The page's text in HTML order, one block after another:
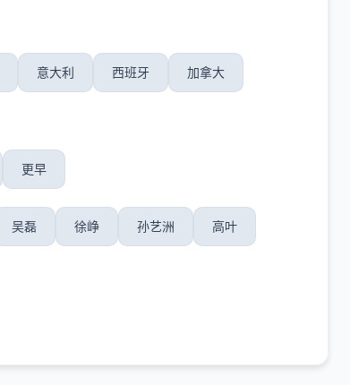
意大利 西班牙 加拿大
更早
吴磊 徐峥 孙艺洲 高叶